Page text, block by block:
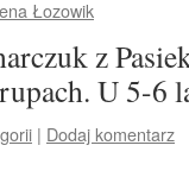
Łozowik
z
U 5-6
| Dodaj komentarz